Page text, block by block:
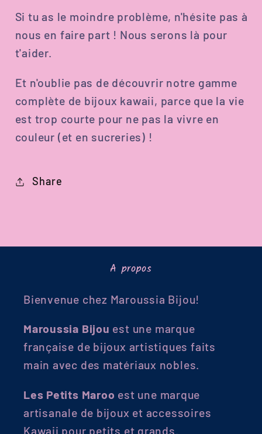
Si tu as le moindre problème, n'hésite pas à
nous en faire part ! Nous serons là pour
t'aider.
Et n'oublie pas de découvrir notre gamme
complète de bijoux kawaii, parce que la vie
est trop courte pour ne pas la vivre en
couleur (et en sucreries) !
Share
A propos
Bienvenue chez Maroussia Bijou!
Maroussia Bijou est une marque
française de bijoux artistiques faits
main avec des matériaux nobles.
Les Petits Maroo est une marque
artisanale de bijoux et accessoires
Kawaii pour petits et grands.